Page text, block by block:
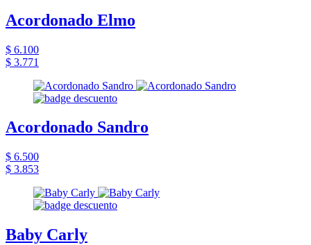
Acordonado Elmo
$ 6.100
$ 3.771
Acordonado Sandro
$ 6.500
$ 3.853
Baby Carly